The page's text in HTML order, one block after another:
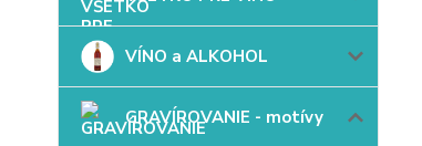
VÍNO a ALKOHOL
GRAVÍROVANIE - motívy